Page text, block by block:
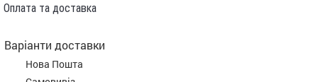
Оплата та доставка
Варіанти доставки
Нова Пошта